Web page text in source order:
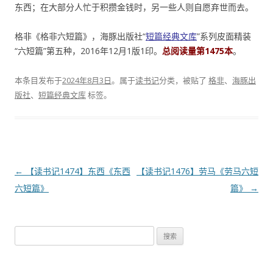
东西；在大部分人忙于积攒金钱时，另一些人则自愿弃世而去。
格非《格非六短篇》，海豚出版社“短篇经典文库”系列皮面精装
“六短篇”第五种，2016年12月1版1印。 总阅读量第1475本。
本条目发布于2024年8月3日。属于读书记分类，被贴了 格非、 海豚出
版社、 短篇经典文库标签。
文
章
←
【读书记1474】东西《东西
六短篇》
【读书记1476】劳马《劳马六短
篇》
→
索